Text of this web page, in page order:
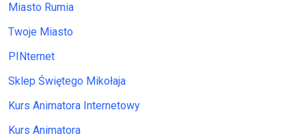
Miasto Rumia
Twoje Miasto
PINternet
Sklep Świętego Mikołaja
Kurs Animatora Internetowy
Kurs Animatora